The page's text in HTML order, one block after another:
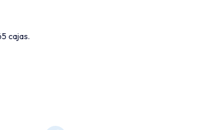
cajas.